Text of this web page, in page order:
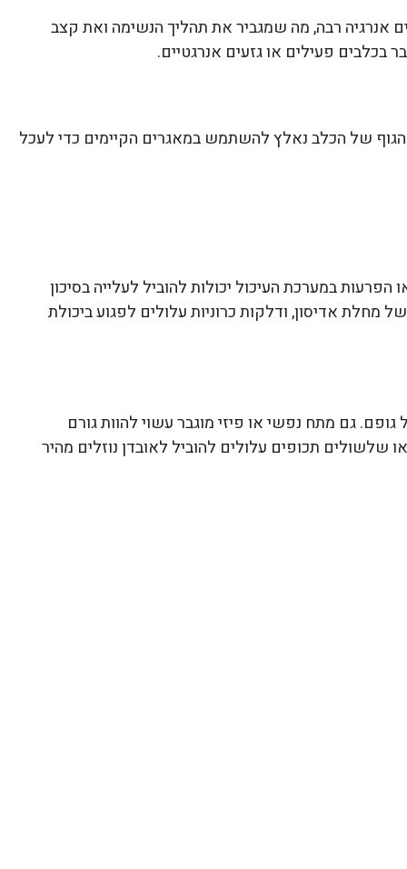
אנרגיה רבה, מה שמגביר את תהליך הנשימה ואת קצב
בכלבים פעילים או גזעים אנרגטיים.
הגוף של הכלב נאלץ להשתמש במאגרים הקיימים כדי לעכל
במערכת העיכול יכולות להוביל לעלייה בסיכון
מחלת אדיסון, ודלקות כרוניות עלולים לפגוע ביכולת
גופם. גם מתח נפשי או פיזי מוגבר עשוי להוות גורם
שלשולים תכופים עלולים להוביל לאובדן נוזלים מהיר